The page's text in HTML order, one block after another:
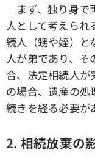
まず、独り身で
人として考えら
続人（甥や姪）と
人が弟であり、
合、法定相続人が
の場合、遺産の処
続きを経る必要が
2. 相続放棄の